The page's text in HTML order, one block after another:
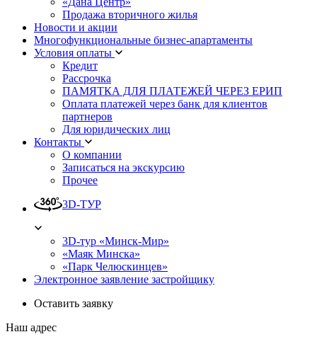
Продажа вторичного жилья
Новости и акции
Многофункциональные бизнес-апартаменты
Условия оплаты
Кредит
Рассрочка
ПАМЯТКА ДЛЯ ПЛАТЕЖЕЙ ЧЕРЕЗ ЕРИП
Оплата платежей через банк для клиентов
партнеров
Для юридических лиц
Контакты
О компании
Записаться на экскурсию
Прочее
3D-ТУР
3D-тур «Минск-Мир»
«Маяк Минска»
«Парк Челюскинцев»
Электронное заявление застройщику
Оставить заявку
Наш адрес